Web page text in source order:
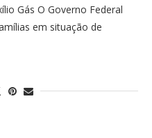
Gás O Governo Federal
em situação de